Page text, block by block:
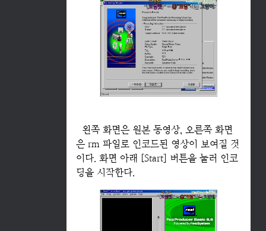
왼쪽 화면은 원본 동영상, 오른쪽 화면
은 rm 파일로 인코드된 영상이 보여질 것
이다. 화면 아래 [Start] 버튼을 눌러 인코
딩을 시작한다.